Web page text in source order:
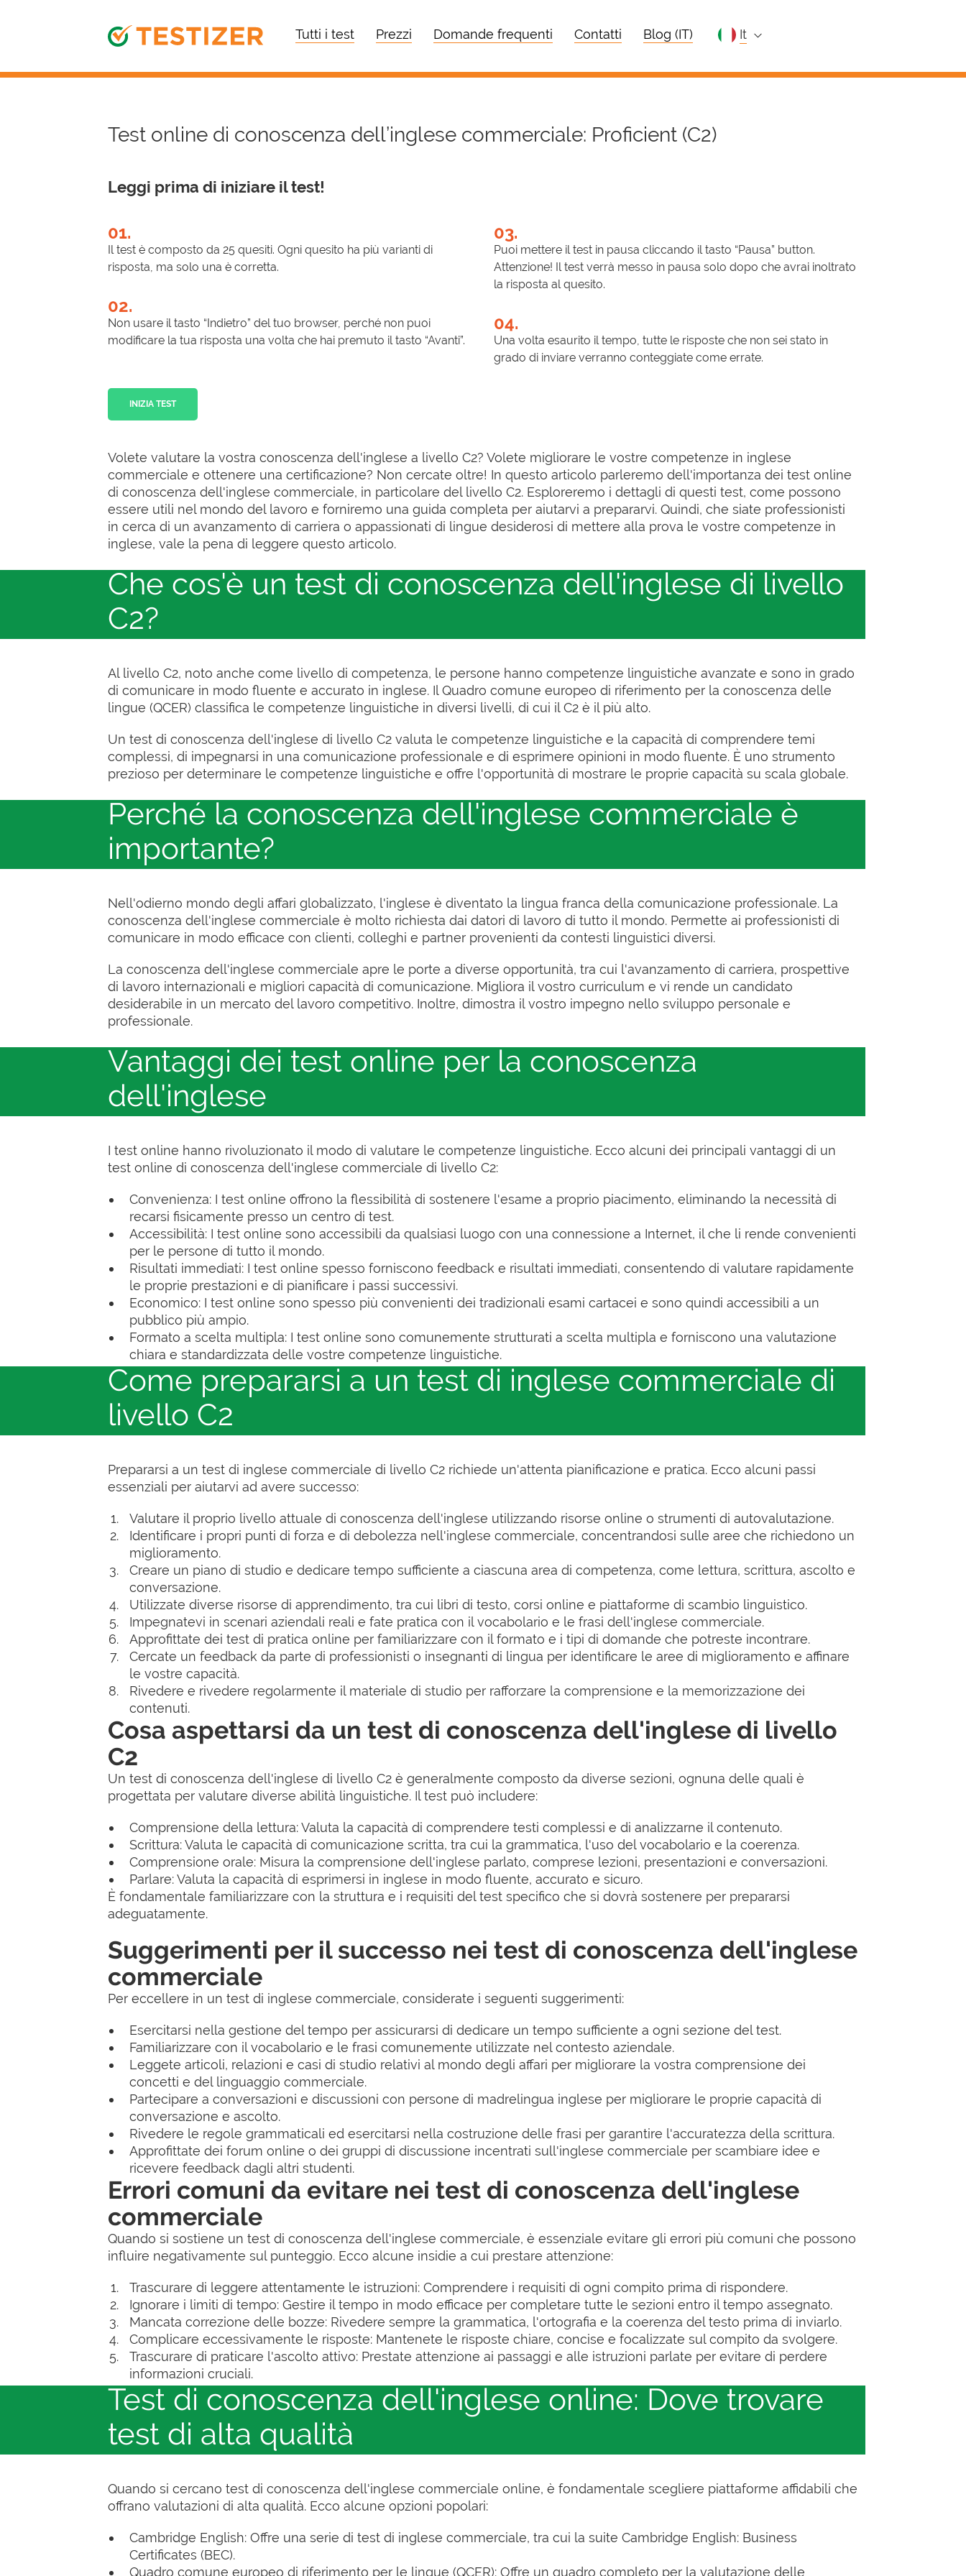
Tutti i test Prezzi Domande frequenti Contatti Blog (IT) it
Test online di conoscenza dell’inglese commerciale: Proficient (C2)
Leggi prima di iniziare il test!
01.
Il test è composto da 25 quesiti. Ogni quesito ha più varianti di
risposta, ma solo una è corretta.
02.
Non usare il tasto “Indietro” del tuo browser, perché non puoi
modificare la tua risposta una volta che hai premuto il tasto “Avanti”.
03.
Puoi mettere il test in pausa cliccando il tasto “Pausa” button.
Attenzione! Il test verrà messo in pausa solo dopo che avrai inoltrato
la risposta al quesito.
04.
Una volta esaurito il tempo, tutte le risposte che non sei stato in
grado di inviare verranno conteggiate come errate.
INIZIA TEST
Volete valutare la vostra conoscenza dell'inglese a livello C2? Volete migliorare le vostre competenze in inglese
commerciale e ottenere una certificazione? Non cercate oltre! In questo articolo parleremo dell'importanza dei test online
di conoscenza dell'inglese commerciale, in particolare del livello C2. Esploreremo i dettagli di questi test, come possono
essere utili nel mondo del lavoro e forniremo una guida completa per aiutarvi a prepararvi. Quindi, che siate professionisti
in cerca di un avanzamento di carriera o appassionati di lingue desiderosi di mettere alla prova le vostre competenze in
inglese, vale la pena di leggere questo articolo.
Che cos'è un test di conoscenza dell'inglese di livello
C2?
Al livello C2, noto anche come livello di competenza, le persone hanno competenze linguistiche avanzate e sono in grado
di comunicare in modo fluente e accurato in inglese. Il Quadro comune europeo di riferimento per la conoscenza delle
lingue (QCER) classifica le competenze linguistiche in diversi livelli, di cui il C2 è il più alto.
Un test di conoscenza dell'inglese di livello C2 valuta le competenze linguistiche e la capacità di comprendere temi
complessi, di impegnarsi in una comunicazione professionale e di esprimere opinioni in modo fluente. È uno strumento
prezioso per determinare le competenze linguistiche e offre l'opportunità di mostrare le proprie capacità su scala globale.
Perché la conoscenza dell'inglese commerciale è
importante?
Nell'odierno mondo degli affari globalizzato, l'inglese è diventato la lingua franca della comunicazione professionale. La
conoscenza dell'inglese commerciale è molto richiesta dai datori di lavoro di tutto il mondo. Permette ai professionisti di
comunicare in modo efficace con clienti, colleghi e partner provenienti da contesti linguistici diversi.
La conoscenza dell'inglese commerciale apre le porte a diverse opportunità, tra cui l'avanzamento di carriera, prospettive
di lavoro internazionali e migliori capacità di comunicazione. Migliora il vostro curriculum e vi rende un candidato
desiderabile in un mercato del lavoro competitivo. Inoltre, dimostra il vostro impegno nello sviluppo personale e
professionale.
Vantaggi dei test online per la conoscenza
dell'inglese
I test online hanno rivoluzionato il modo di valutare le competenze linguistiche. Ecco alcuni dei principali vantaggi di un
test online di conoscenza dell'inglese commerciale di livello C2:
Convenienza: I test online offrono la flessibilità di sostenere l'esame a proprio piacimento, eliminando la necessità di
recarsi fisicamente presso un centro di test.
Accessibilità: I test online sono accessibili da qualsiasi luogo con una connessione a Internet, il che li rende convenienti
per le persone di tutto il mondo.
Risultati immediati: I test online spesso forniscono feedback e risultati immediati, consentendo di valutare rapidamente
le proprie prestazioni e di pianificare i passi successivi.
Economico: I test online sono spesso più convenienti dei tradizionali esami cartacei e sono quindi accessibili a un
pubblico più ampio.
Formato a scelta multipla: I test online sono comunemente strutturati a scelta multipla e forniscono una valutazione
chiara e standardizzata delle vostre competenze linguistiche.
Come prepararsi a un test di inglese commerciale di
livello C2
Prepararsi a un test di inglese commerciale di livello C2 richiede un'attenta pianificazione e pratica. Ecco alcuni passi
essenziali per aiutarvi ad avere successo:
Valutare il proprio livello attuale di conoscenza dell'inglese utilizzando risorse online o strumenti di autovalutazione.
Identificare i propri punti di forza e di debolezza nell'inglese commerciale, concentrandosi sulle aree che richiedono un
miglioramento.
Creare un piano di studio e dedicare tempo sufficiente a ciascuna area di competenza, come lettura, scrittura, ascolto e
conversazione.
Utilizzate diverse risorse di apprendimento, tra cui libri di testo, corsi online e piattaforme di scambio linguistico.
Impegnatevi in scenari aziendali reali e fate pratica con il vocabolario e le frasi dell'inglese commerciale.
Approfittate dei test di pratica online per familiarizzare con il formato e i tipi di domande che potreste incontrare.
Cercate un feedback da parte di professionisti o insegnanti di lingua per identificare le aree di miglioramento e affinare
le vostre capacità.
Rivedere e rivedere regolarmente il materiale di studio per rafforzare la comprensione e la memorizzazione dei
contenuti.
Cosa aspettarsi da un test di conoscenza dell'inglese di livello
C2
Un test di conoscenza dell'inglese di livello C2 è generalmente composto da diverse sezioni, ognuna delle quali è
progettata per valutare diverse abilità linguistiche. Il test può includere:
Comprensione della lettura: Valuta la capacità di comprendere testi complessi e di analizzarne il contenuto.
Scrittura: Valuta le capacità di comunicazione scritta, tra cui la grammatica, l'uso del vocabolario e la coerenza.
Comprensione orale: Misura la comprensione dell'inglese parlato, comprese lezioni, presentazioni e conversazioni.
Parlare: Valuta la capacità di esprimersi in inglese in modo fluente, accurato e sicuro.
È fondamentale familiarizzare con la struttura e i requisiti del test specifico che si dovrà sostenere per prepararsi
adeguatamente.
Suggerimenti per il successo nei test di conoscenza dell'inglese
commerciale
Per eccellere in un test di inglese commerciale, considerate i seguenti suggerimenti:
Esercitarsi nella gestione del tempo per assicurarsi di dedicare un tempo sufficiente a ogni sezione del test.
Familiarizzare con il vocabolario e le frasi comunemente utilizzate nel contesto aziendale.
Leggete articoli, relazioni e casi di studio relativi al mondo degli affari per migliorare la vostra comprensione dei
concetti e del linguaggio commerciale.
Partecipare a conversazioni e discussioni con persone di madrelingua inglese per migliorare le proprie capacità di
conversazione e ascolto.
Rivedere le regole grammaticali ed esercitarsi nella costruzione delle frasi per garantire l'accuratezza della scrittura.
Approfittate dei forum online o dei gruppi di discussione incentrati sull'inglese commerciale per scambiare idee e
ricevere feedback dagli altri studenti.
Errori comuni da evitare nei test di conoscenza dell'inglese
commerciale
Quando si sostiene un test di conoscenza dell'inglese commerciale, è essenziale evitare gli errori più comuni che possono
influire negativamente sul punteggio. Ecco alcune insidie a cui prestare attenzione:
Trascurare di leggere attentamente le istruzioni: Comprendere i requisiti di ogni compito prima di rispondere.
Ignorare i limiti di tempo: Gestire il tempo in modo efficace per completare tutte le sezioni entro il tempo assegnato.
Mancata correzione delle bozze: Rivedere sempre la grammatica, l'ortografia e la coerenza del testo prima di inviarlo.
Complicare eccessivamente le risposte: Mantenete le risposte chiare, concise e focalizzate sul compito da svolgere.
Trascurare di praticare l'ascolto attivo: Prestate attenzione ai passaggi e alle istruzioni parlate per evitare di perdere
informazioni cruciali.
Test di conoscenza dell'inglese online: Dove trovare
test di alta qualità
Quando si cercano test di conoscenza dell'inglese commerciale online, è fondamentale scegliere piattaforme affidabili che
offrano valutazioni di alta qualità. Ecco alcune opzioni popolari:
Cambridge English: Offre una serie di test di inglese commerciale, tra cui la suite Cambridge English: Business
Certificates (BEC).
Quadro comune europeo di riferimento per le lingue (QCER): Offre un quadro completo per la valutazione delle